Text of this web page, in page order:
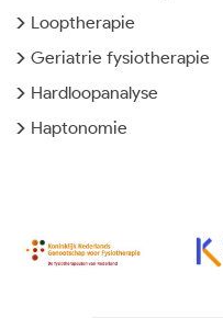
Looptherapie
Geriatrie fysiotherapie
Hardloopanalyse
Haptonomie